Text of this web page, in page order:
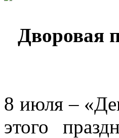
Дворовая
8 июля –
этого